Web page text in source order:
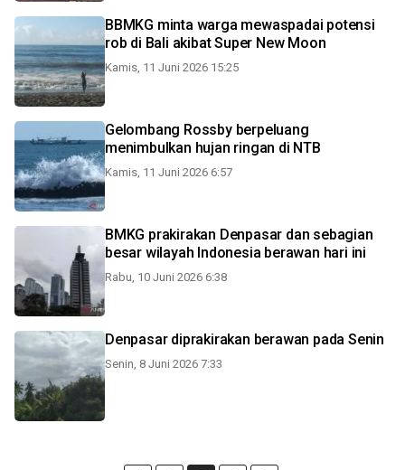
BBMKG minta warga mewaspadai potensi
rob di Bali akibat Super New Moon
Kamis, 11 Juni 2026 15:25
Gelombang Rossby berpeluang
menimbulkan hujan ringan di NTB
Kamis, 11 Juni 2026 6:57
BMKG prakirakan Denpasar dan sebagian
besar wilayah Indonesia berawan hari ini
Rabu, 10 Juni 2026 6:38
Denpasar diprakirakan berawan pada Senin
Senin, 8 Juni 2026 7:33